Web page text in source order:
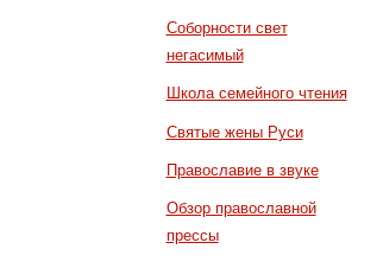
Соборности свет
негасимый
Школа семейного чтения
Святые жены Руси
Православие в звуке
Обзор православной
прессы